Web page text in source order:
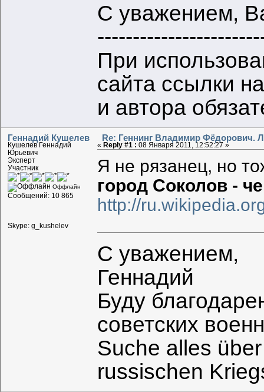
С уважением,
При
сайта ссылки
и автора
Геннадий Кушелев
Кушелев Геннадий
Юрьевич
Эксперт
Участник
Оффлайн
Сообщений: 10 865
Skype: g_kushelev
Re: Геннинг Владимир Фёдорович.
« Reply #1 : 08 Января 2011, 12:52:27 »
Я не рязанец, но
город Соколов -
http://
С уважением,
Геннадий
Буду
советских
Suche alles
russischen